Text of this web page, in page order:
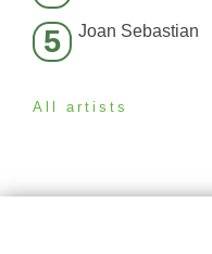
5 Joan Sebastian
All artists